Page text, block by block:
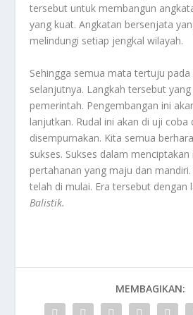
tersebut untuk membangun
yang kuat. Angkatan bersenjata
melindungi setiap jengkal wilayah.
Sehingga semua mata tertuju pada
selanjutnya. Langkah tersebut
pemerintah. Pengembangan ini
lanjutkan. Rudal ini akan di uji coba
disempurnakan. Kita semua
sukses. Sukses dalam menciptakan
pertahanan yang maju dan
telah di mulai. Era tersebut dengan
Balistik.
MEMBAGIKAN: